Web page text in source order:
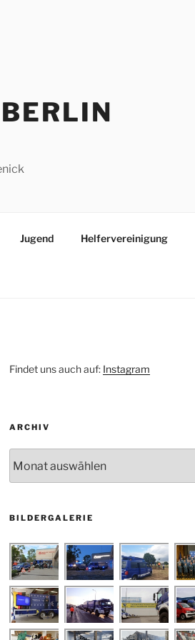
Jugend Helfervereinigung
Findet uns auch auf: Instagram
ARCHIV
BILDERGALERIE